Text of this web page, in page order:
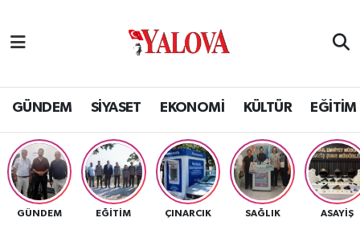
GÜNDEM SİYASET EKONOMİ KÜLTÜR EĞİTİM
GÜNDEM EĞİTİM ÇINARCIK SAĞLIK ASAYİŞ
SİYASET
EKONOMİ
KÜLTÜR
Yalova Nöbetçi Eczaneler
Yalova Hava Durumu
Yalova Namaz Vakitleri
Yalova Trafik Yoğunluk Haritası